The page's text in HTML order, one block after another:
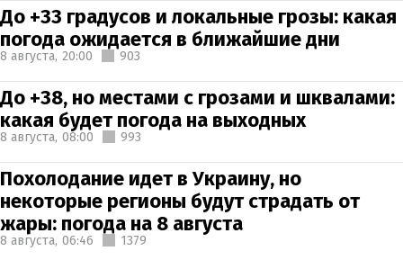
До +33 градусов и локальные грозы: какая
погода ожидается в ближайшие дни
8 августа, 20:00 903
До +38, но местами с грозами и шквалами:
какая будет погода на выходных
8 августа, 08:00 993
Похолодание идет в Украину, но
некоторые регионы будут страдать от
жары: погода на 8 августа
8 августа, 06:46 1379